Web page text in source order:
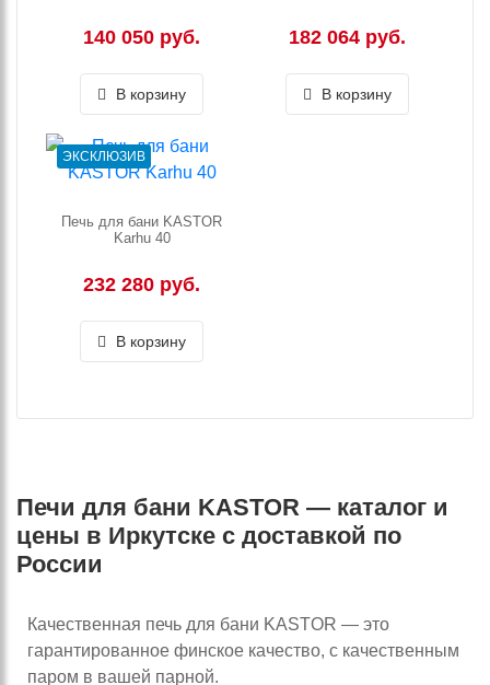
140 050 руб.
В корзину
182 064 руб.
В корзину
ЭКСКЛЮЗИВ
Печь для бани KASTOR
Karhu 40
232 280 руб.
В корзину
Печи для бани KASTOR — каталог и
цены в Иркутске с доставкой по
России
Качественная печь для бани KASTOR — это
гарантированное финское качество, с качественным
паром в вашей парной.